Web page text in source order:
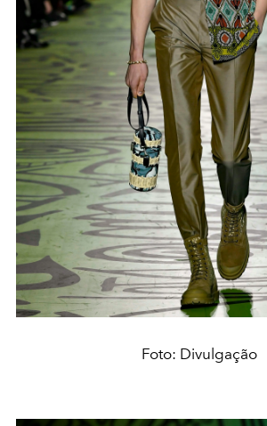
Foto: Divulgação